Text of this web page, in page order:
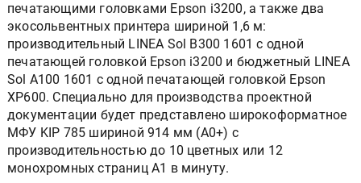
печатающими головками Epson i3200, а также два
экосольвентных принтера шириной 1,6 м:
производительный LINEA Sol B300 1601 с одной
печатающей головкой Epson i3200 и бюджетный LINEA
Sol A100 1601 с одной печатающей головкой Epson
XP600. Специально для производства проектной
документации будет представлено широкоформатное
МФУ KIP 785 шириной 914 мм (А0+) с
производительностью до 10 цветных или 12
монохромных страниц А1 в минуту.